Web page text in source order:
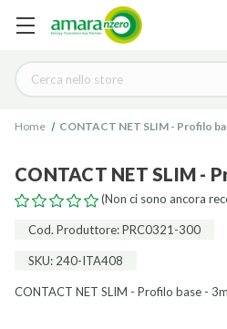
Cerca
Home CONTACT NET SLIM - Profilo
CONTACT NET SLIM -
(Non ci sono ancora
Cod. Produttore: PRC0321-300
SKU: 240-ITA408
CONTACT NET SLIM - Profilo base -